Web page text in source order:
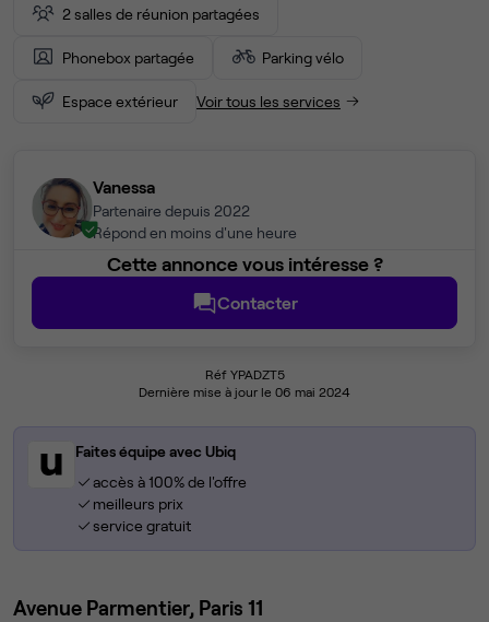
2 salles de réunion partagées
Phonebox partagée Parking vélo
Espace extérieur Voir tous les services
Vanessa
Partenaire depuis 2022
Répond en moins d'une heure
Cette annonce vous intéresse ?
Contacter
Réf YPADZT5
Dernière mise à jour le 06 mai 2024
Faites équipe avec Ubiq
accès à 100% de l'offre
meilleurs prix
service gratuit
Avenue Parmentier, Paris 11